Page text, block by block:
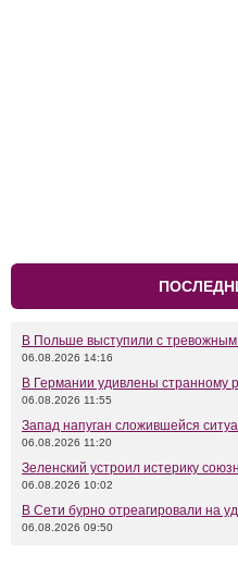
В Польше выступили с
06.08.2026 14:16
В Германии удивлены странному
06.08.2026 11:55
Запад напуган сложившейся
06.08.2026 11:20
Зеленский устроил истерику
06.08.2026 10:02
В Сети бурно отреагировали на
06.08.2026 09:50